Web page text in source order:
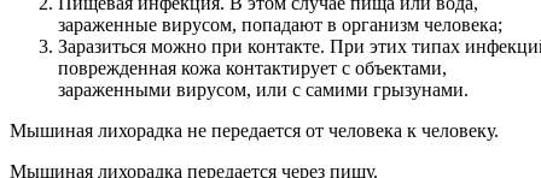
зараженные вирусом, попадают в организм человека;
Заразиться можно при контакте. При этих типах
поврежденная кожа контактирует с объектами,
зараженными вирусом, или с самими грызунами.
Мышиная лихорадка не передается от человека к человеку.
Мышиная лихорадка передается через пищу.